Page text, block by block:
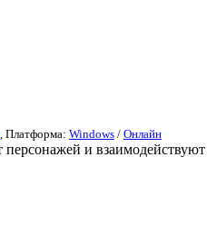
, Платформа: Windows / Онлайн
и